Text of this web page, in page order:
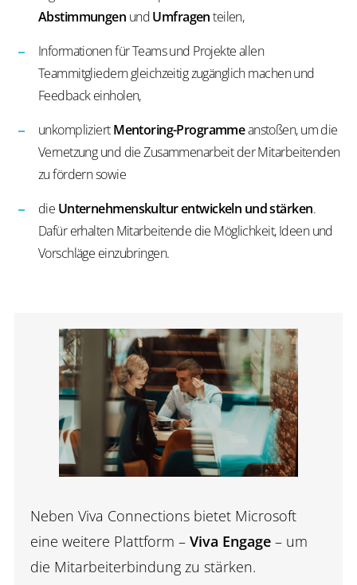
Abstimmungen undUmfragenteilen,
Informationen für Teams und Projekte allen
Teammitgliedern gleichzeitig zugänglich machen und
Feedback einholen,
unkompliziertMentoring-Programmeanstoßen, um die
Vernetzung und die Zusammenarbeit der Mitarbeitenden
zu fördern sowie
die Unternehmenskultur entwickeln und stärken.
Dafür erhalten Mitarbeitende die Möglichkeit, Ideen und
Vorschläge einzubringen.
Neben Viva Connections bietet Microsoft
eine weitere Plattform – Viva Engage – um
die Mitarbeiterbindung zu stärken.